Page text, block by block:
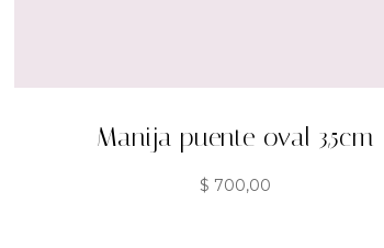
Manija puente oval 3,5cm
$ 700,00